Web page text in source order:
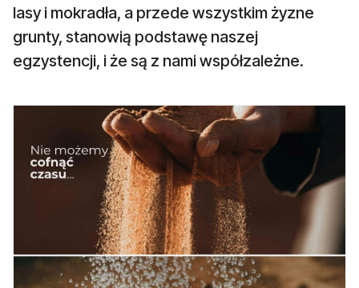
lasy i mokradła, a przede wszystkim żyzne
grunty, stanowią podstawę naszej
egzystencji, i że są z nami współzależne.